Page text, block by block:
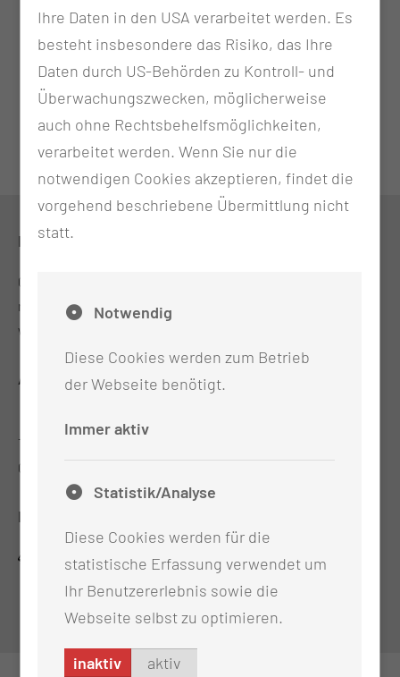
KONTAKT
0355 46-3860
research@mul-ct.de
www.mul-trs.de
ADRESSE
Thiemstr. 111
03048 Cottbus
RECHTLICHES
Impressum
Ihre Daten in den USA verarbeitet werden. Es
besteht insbesondere das Risiko, das Ihre
Daten durch US-Behörden zu Kontroll- und
Überwachungszwecken, möglicherweise
auch ohne Rechtsbehelfsmöglichkeiten,
verarbeitet werden. Wenn Sie nur die
notwendigen Cookies akzeptieren, findet die
vorgehend beschriebene Übermittlung nicht
statt.
Notwendig
Diese Cookies werden zum Betrieb
der Webseite benötigt.
Immer aktiv
Statistik/Analyse
Diese Cookies werden für die
statistische Erfassung verwendet um
Ihr Benutzererlebnis sowie die
Webseite selbst zu optimieren.
inaktiv aktiv